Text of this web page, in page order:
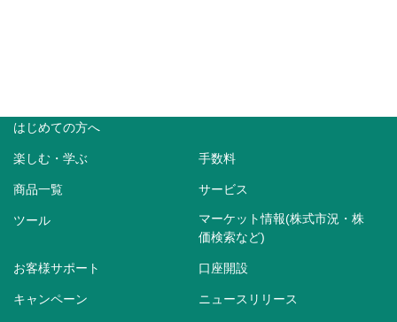
はじめての方へ
楽しむ・学ぶ 手数料
商品一覧 サービス
ツール
マーケット情報(株式市況・株
価検索など)
お客様サポート 口座開設
キャンペーン ニュースリリース